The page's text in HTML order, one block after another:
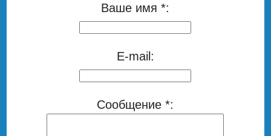
Ваше имя *:
E-mail:
Сообщение *: